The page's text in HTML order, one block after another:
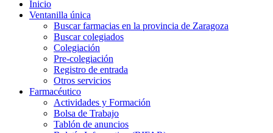
Inicio
Ventanilla única
Buscar farmacias en la provincia de Zaragoza
Buscar colegiados
Colegiación
Pre-colegiación
Registro de entrada
Otros servicios
Farmacéutico
Actividades y Formación
Bolsa de Trabajo
Tablón de anuncios